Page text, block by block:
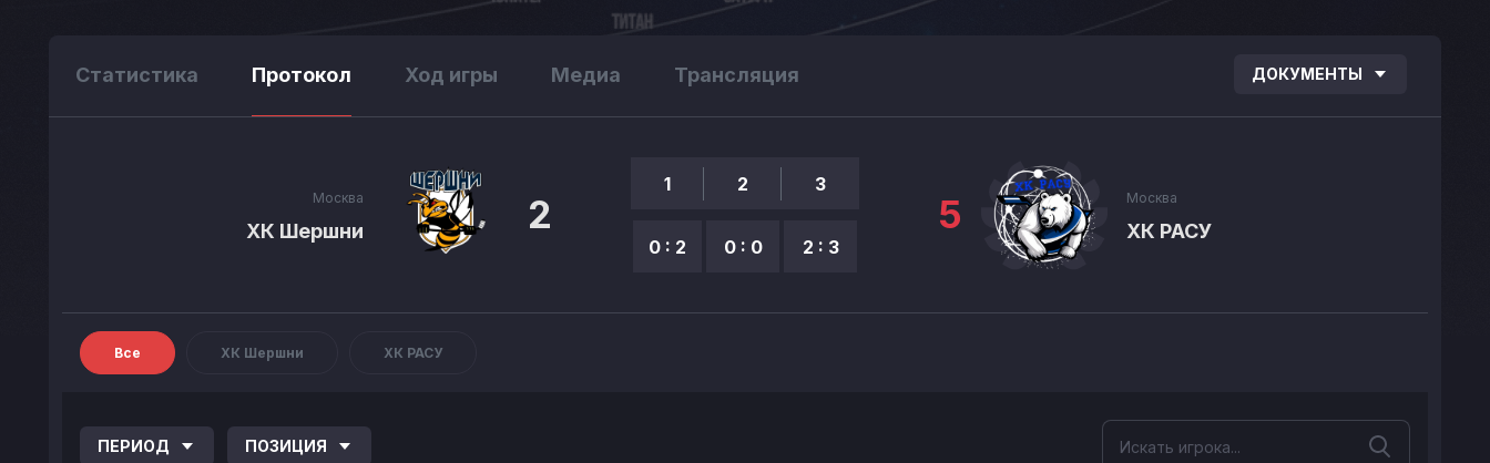
Статистика Протокол Ход игры Медиа Трансляция ДОКУМЕНТЫ
Москва
ХК Шершни 2
1
0 : 2
2
0 : 0
3
2 : 3
Москва
ХК РАСУ
5
Все ХК Шершни ХК РАСУ
ПЕРИОД ПОЗИЦИЯ